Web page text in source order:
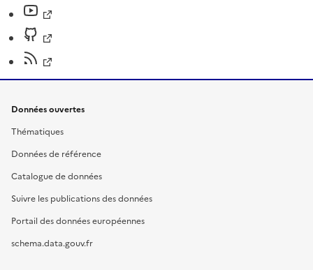
Données ouvertes
Thématiques
Données de référence
Catalogue de données
Suivre les publications des données
Portail des données européennes
schema.data.gouv.fr